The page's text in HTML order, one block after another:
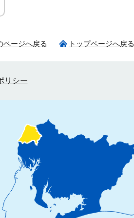
ページへ戻る トップページへ戻る
リシー